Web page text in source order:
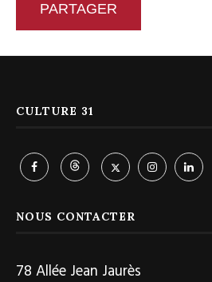
PARTAGER
CULTURE 31
NOUS CONTACTER
78 Allée Jean Jaurès